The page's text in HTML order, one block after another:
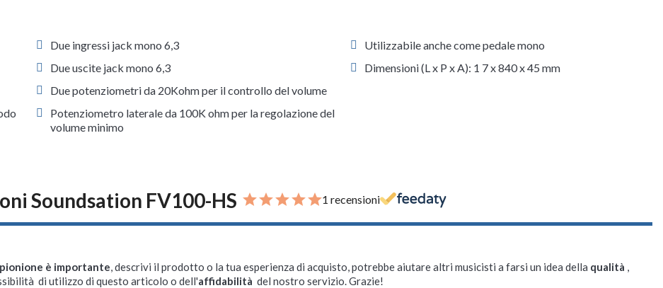
Due ingressi jack mono 6,3
Due uscite jack mono 6,3
Due potenziometri da 20Kohm per il controllo del volume
Potenziometro laterale da 100K ohm per la regolazione del
volume minimo
Utilizzabile anche come pedale mono
Dimensioni (L x P x A): 1 7 x 840 x 45 mm
Soundsation FV100-HS 1 recensioni
è importante, descrivi il prodotto o la tua esperienza di acquisto, potrebbe aiutare altri musicisti a farsi un idea della qualità ,
di utilizzo di questo articolo o dell'affidabilità del nostro servizio. Grazie!